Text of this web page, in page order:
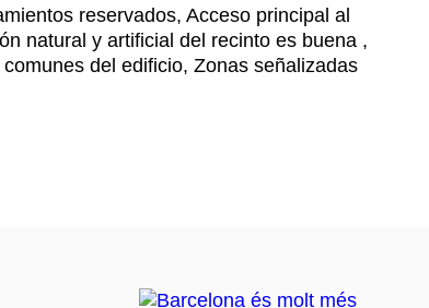
reservados, Acceso principal al
natural y artificial del recinto es buena ,
del edificio, Zonas señalizadas